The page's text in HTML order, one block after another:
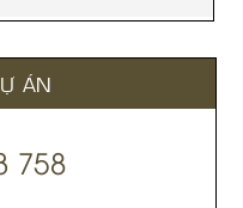
ÁN
758